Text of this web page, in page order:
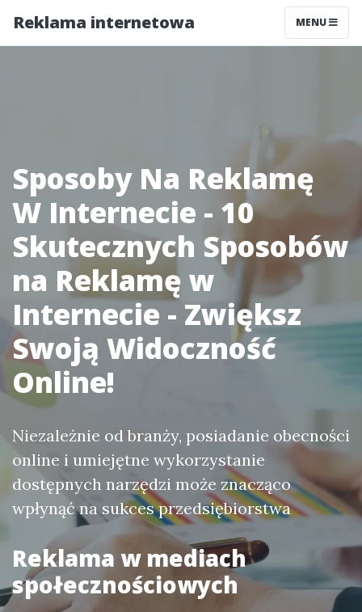
Reklama internetowa MENU
Sposoby Na Reklamę
W Internecie - 10
Skutecznych Sposobów
na Reklamę w
Internecie - Zwiększ
Swoją Widoczność
Online!
Niezależnie od branży, posiadanie obecności
online i umiejętne wykorzystanie
dostępnych narzędzi może znacząco
wpłynąć na sukces przedsiębiorstwa
Reklama w mediach
społecznościowych